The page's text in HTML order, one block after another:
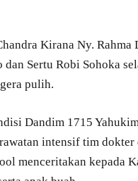
Kirana Ny. Rahma
Sertu Robi Sohoka
pulih.
Dandim 1715
intensif tim dokter
menceritakan kepada